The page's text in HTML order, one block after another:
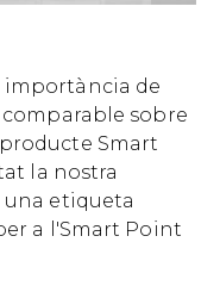
de
sobre
Smart
la nostra
una etiqueta
a l'Smart Point